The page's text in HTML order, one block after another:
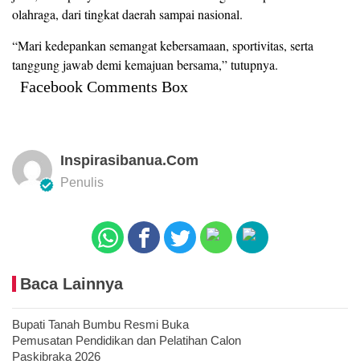
olahraga, dari tingkat daerah sampai nasional.
“Mari kedepankan semangat kebersamaan, sportivitas, serta
tanggung jawab demi kemajuan bersama,” tutupnya.
Facebook Comments Box
Inspirasibanua.com
Penulis
Baca Lainnya
Bupati Tanah Bumbu Resmi Buka
Pemusatan Pendidikan dan Pelatihan Calon
Paskibraka 2026